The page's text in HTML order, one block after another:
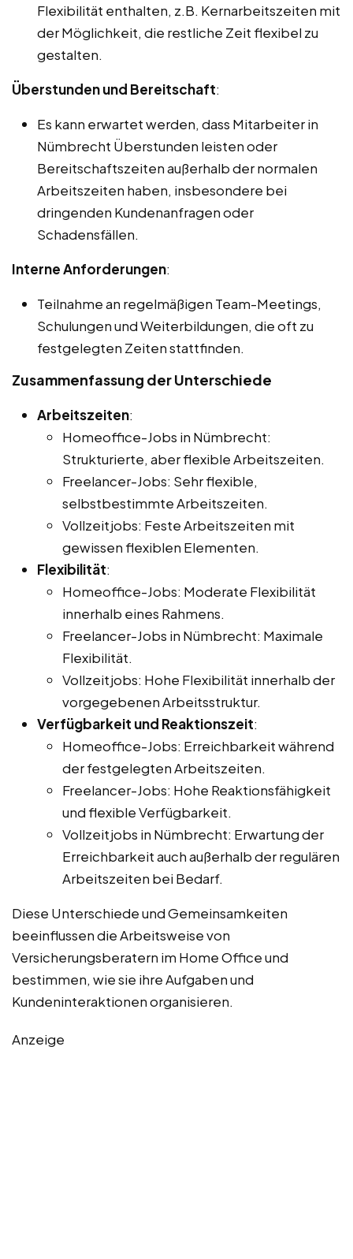
Flexibilität enthalten, z.B. Kernarbeitszeiten mit
der Möglichkeit, die restliche Zeit flexibel zu
gestalten.
Überstunden und Bereitschaft:
Es kann erwartet werden, dass Mitarbeiter in
Nümbrecht Überstunden leisten oder
Bereitschaftszeiten außerhalb der normalen
Arbeitszeiten haben, insbesondere bei
dringenden Kundenanfragen oder
Schadensfällen.
Interne Anforderungen:
Teilnahme an regelmäßigen Team-Meetings,
Schulungen und Weiterbildungen, die oft zu
festgelegten Zeiten stattfinden.
Zusammenfassung der Unterschiede
Arbeitszeiten:
Homeoffice-Jobs in Nümbrecht:
Strukturierte, aber flexible Arbeitszeiten.
Freelancer-Jobs: Sehr flexible,
selbstbestimmte Arbeitszeiten.
Vollzeitjobs: Feste Arbeitszeiten mit
gewissen flexiblen Elementen.
Flexibilität:
Homeoffice-Jobs: Moderate Flexibilität
innerhalb eines Rahmens.
Freelancer-Jobs in Nümbrecht: Maximale
Flexibilität.
Vollzeitjobs: Hohe Flexibilität innerhalb der
vorgegebenen Arbeitsstruktur.
Verfügbarkeit und Reaktionszeit:
Homeoffice-Jobs: Erreichbarkeit während
der festgelegten Arbeitszeiten.
Freelancer-Jobs: Hohe Reaktionsfähigkeit
und flexible Verfügbarkeit.
Vollzeitjobs in Nümbrecht: Erwartung der
Erreichbarkeit auch außerhalb der regulären
Arbeitszeiten bei Bedarf.
Diese Unterschiede und Gemeinsamkeiten
beeinflussen die Arbeitsweise von
Versicherungsberatern im Home Office und
bestimmen, wie sie ihre Aufgaben und
Kundeninteraktionen organisieren.
Anzeige